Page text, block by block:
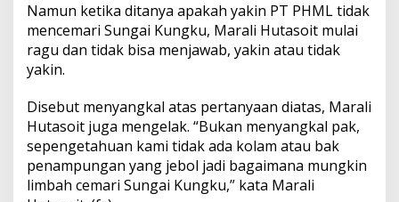
Namun ketika ditanya apakah yakin PT PHML tidak
mencemari Sungai Kungku, Marali Hutasoit mulai
ragu dan tidak bisa menjawab, yakin atau tidak
yakin.
Disebut menyangkal atas pertanyaan diatas, Marali
Hutasoit juga mengelak. “Bukan menyangkal pak,
sepengetahuan kami tidak ada kolam atau bak
penampungan yang jebol jadi bagaimana mungkin
limbah cemari Sungai Kungku,” kata Marali